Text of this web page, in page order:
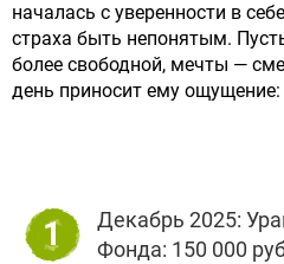
началась с уверенности в
страха быть непонятым.
более свободной, мечты —
день приносит ему ощущение:
1
Декабрь 2025:
Фонда: 150 000